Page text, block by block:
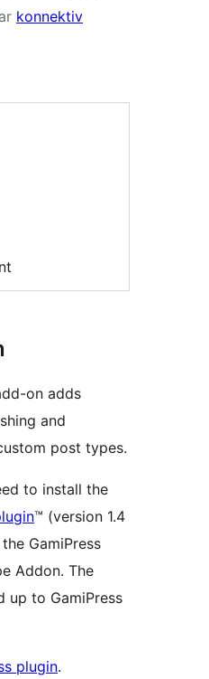
konnektiv
on adds
and
post types.
to install the
™ (version 1.4
GamiPress
Addon. The
up to GamiPress
plugin.